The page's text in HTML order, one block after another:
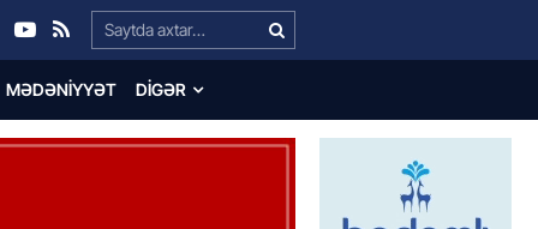
Search…
MƏDƏNIYYƏT DIGƏR